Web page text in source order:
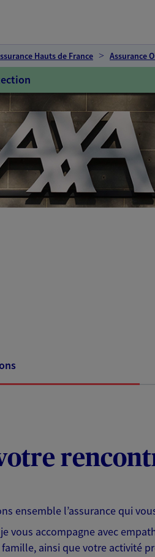
Hauts de France Assurance
ensemble l’assurance qui
vous accompagne avec
ainsi que votre activité